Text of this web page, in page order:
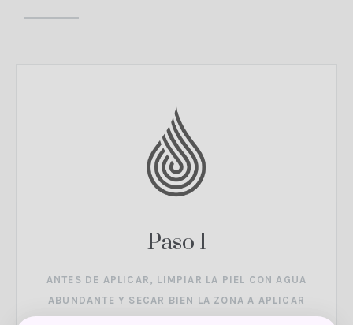
Paso 1
ANTES DE APLICAR, LIMPIAR LA PIEL CON AGUA
ABUNDANTE Y SECAR BIEN LA ZONA A APLICAR